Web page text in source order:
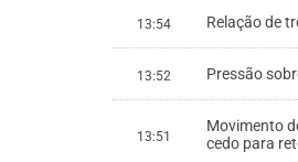
13:54 Relação de
13:52 Pressão
13:51
Movimento
cedo para